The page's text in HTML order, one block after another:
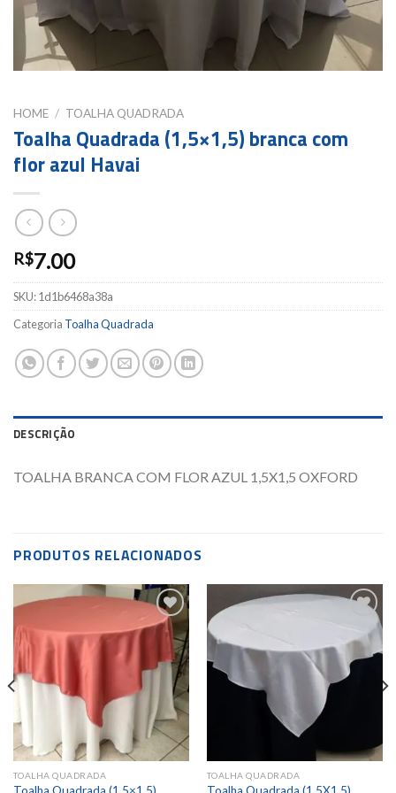
HOME / TOALHA QUADRADA
Toalha Quadrada (1,5×1,5) branca com
flor azul Havai
R$7.00
SKU:1d1b6468a38a
Categoria Toalha Quadrada
DESCRIÇÃO
TOALHA BRANCA COM FLOR AZUL 1,5X1,5 OXFORD
PRODUTOS RELACIONADOS
Add to
wishlist
TOALHA QUADRADA
Add to
wishlist
TOALHA QUADRADA